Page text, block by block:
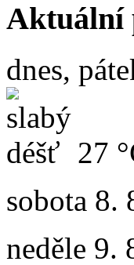
Aktuální
dnes,
27
sobota 8.
neděle 9.